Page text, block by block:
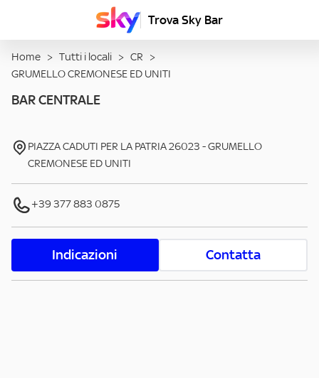
Trova Sky Bar
Home > Tutti i locali > CR >
GRUMELLO CREMONESE ED UNITI
BAR CENTRALE
PIAZZA CADUTI PER LA PATRIA26023 -GRUMELLO
CREMONESE ED UNITI
+39 377 883 0875
Indicazioni Contatta